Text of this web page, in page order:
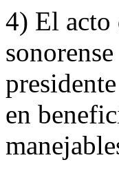
4) El acto
en